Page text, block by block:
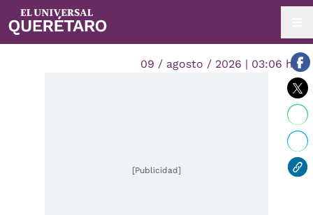
09 / agosto / 2026 | 03:06 hrs.
[Publicidad]